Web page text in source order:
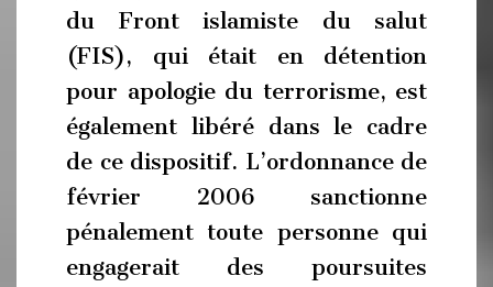
du Front islamiste du salut
(FIS), qui était en détention
pour apologie du terrorisme, est
également libéré dans le cadre
de ce dispositif. L’ordonnance de
février 2006 sanctionne
pénalement toute personne qui
engagerait des poursuites